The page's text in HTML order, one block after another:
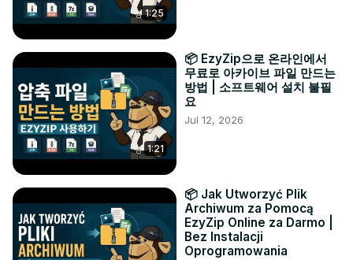
1:25
1:21
📦 EzyZip으로 온라인에서
무료로 아카이브 파일 만드는
방법 | 소프트웨어 설치 불필
요
Jul 12, 2026
📦 Jak Utworzyć Plik
Archiwum za Pomocą
EzyZip Online za Darmo |
Bez Instalacji
Oprogramowania